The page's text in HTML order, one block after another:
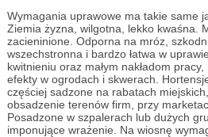
Wymagania uprawowe ma takie same
Ziemia żyzna, wilgotna, lekko kwaśna.
zacieninione. Odporna na mróz,
wszechstronna i bardzo łatwa w
kwitnieniu oraz małym nakładom
efekty w ogrodach i skwerach.
częściej sadzone na rabatach
obsadzenie terenów firm, przy
Posadzone w szpalerach lub dużych
imponujące wrażenie. Na wiosnę